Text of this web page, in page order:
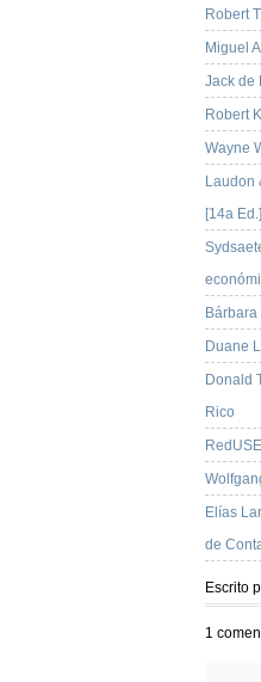
Robert
Miguel
Jack de
Robert
Wayne
Laudon
[14a Ed.]
Duane
Donald
Rico
Elías
de
Escrito
1